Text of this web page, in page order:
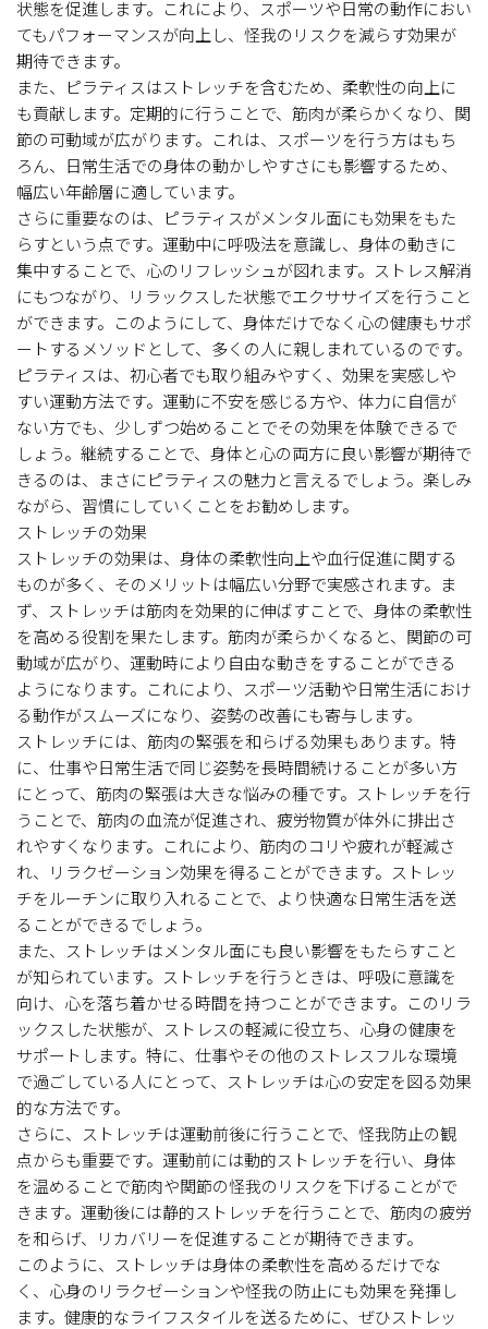
状態を促進します。これにより、スポーツや日常の動作におい
てもパフォーマンスが向上し、怪我のリスクを減らす効果が
期待できます。
また、ピラティスはストレッチを含むため、柔軟性の向上に
も貢献します。定期的に行うことで、筋肉が柔らかくなり、関
節の可動域が広がります。これは、スポーツを行う方はもち
ろん、日常生活での身体の動かしやすさにも影響するため、
幅広い年齢層に適しています。
さらに重要なのは、ピラティスがメンタル面にも効果をもた
らすという点です。運動中に呼吸法を意識し、身体の動きに
集中することで、心のリフレッシュが図れます。ストレス解消
にもつながり、リラックスした状態でエクササイズを行うこと
ができます。このようにして、身体だけでなく心の健康もサポ
ートするメソッドとして、多くの人に親しまれているのです。
ピラティスは、初心者でも取り組みやすく、効果を実感しや
すい運動方法です。運動に不安を感じる方や、体力に自信が
ない方でも、少しずつ始めることでその効果を体験できるで
しょう。継続することで、身体と心の両方に良い影響が期待で
きるのは、まさにピラティスの魅力と言えるでしょう。楽しみ
ながら、習慣にしていくことをお勧めします。
ストレッチの効果
ストレッチの効果は、身体の柔軟性向上や血行促進に関する
ものが多く、そのメリットは幅広い分野で実感されます。ま
ず、ストレッチは筋肉を効果的に伸ばすことで、身体の柔軟性
を高める役割を果たします。筋肉が柔らかくなると、関節の可
動域が広がり、運動時により自由な動きをすることができる
ようになります。これにより、スポーツ活動や日常生活におけ
る動作がスムーズになり、姿勢の改善にも寄与します。
ストレッチには、筋肉の緊張を和らげる効果もあります。特
に、仕事や日常生活で同じ姿勢を長時間続けることが多い方
にとって、筋肉の緊張は大きな悩みの種です。ストレッチを行
うことで、筋肉の血流が促進され、疲労物質が体外に排出さ
れやすくなります。これにより、筋肉のコリや疲れが軽減さ
れ、リラクゼーション効果を得ることができます。ストレッ
チをルーチンに取り入れることで、より快適な日常生活を送
ることができるでしょう。
また、ストレッチはメンタル面にも良い影響をもたらすこと
が知られています。ストレッチを行うときは、呼吸に意識を
向け、心を落ち着かせる時間を持つことができます。このリラ
ックスした状態が、ストレスの軽減に役立ち、心身の健康を
サポートします。特に、仕事やその他のストレスフルな環境
で過ごしている人にとって、ストレッチは心の安定を図る効果
的な方法です。
さらに、ストレッチは運動前後に行うことで、怪我防止の観
点からも重要です。運動前には動的ストレッチを行い、身体
を温めることで筋肉や関節の怪我のリスクを下げることがで
きます。運動後には静的ストレッチを行うことで、筋肉の疲労
を和らげ、リカバリーを促進することが期待できます。
このように、ストレッチは身体の柔軟性を高めるだけでな
く、心身のリラクゼーションや怪我の防止にも効果を発揮し
ます。健康的なライフスタイルを送るために、ぜひストレッ